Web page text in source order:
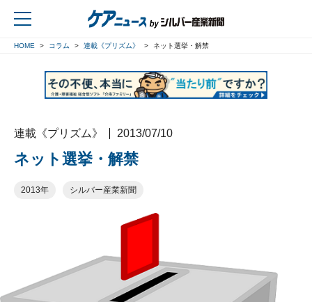
HOME コラム 連載《プリズム》 ネット選挙・解禁
連載《プリズム》 2013/07/10
ネット選挙・解禁
2013年 シルバー産業新聞